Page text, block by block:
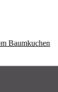
Baumkuchen